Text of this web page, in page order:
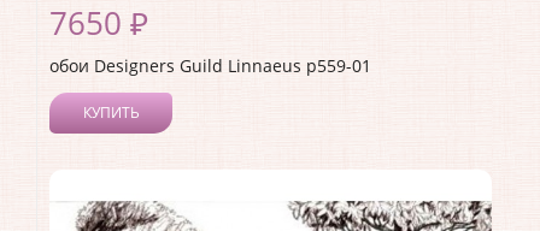
7650 ₽
обои Designers Guild Linnaeus p559-01
КУПИТЬ
Коллекция:
Linnaeus
Длина рулона:10
Ширина рулона:0.52